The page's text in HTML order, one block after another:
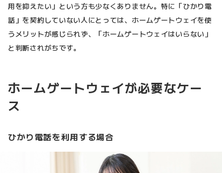
用を抑えたい」という方も少なくありません。特に「ひかり電
話」を契約していない人にとっては、ホームゲートウェイを使
うメリットが感じられず、「ホームゲートウェイはいらない」
と判断されがちです。
ホームゲートウェイが必要なケー
ス
ひかり電話を利用する場合